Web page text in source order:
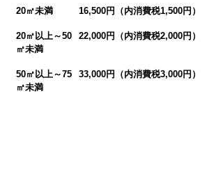
20㎡未満 16,500円（内消費税1,500円）
20㎡以上～50
㎡未満
22,000円（内消費税2,000円）
50㎡以上～75
㎡未満
33,000円（内消費税3,000円）